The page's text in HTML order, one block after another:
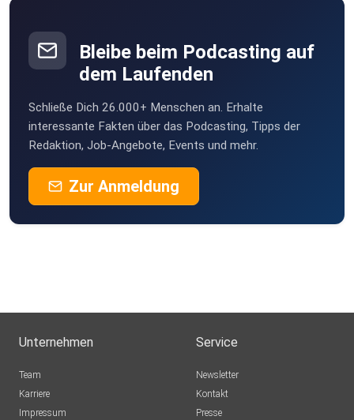
Bleibe beim Podcasting auf
dem Laufenden
Schließe Dich 26.000+ Menschen an. Erhalte
interessante Fakten über das Podcasting, Tipps der
Redaktion, Job-Angebote, Events und mehr.
Zur Anmeldung
Unternehmen
Team
Karriere
Impressum
Service
Newsletter
Kontakt
Presse